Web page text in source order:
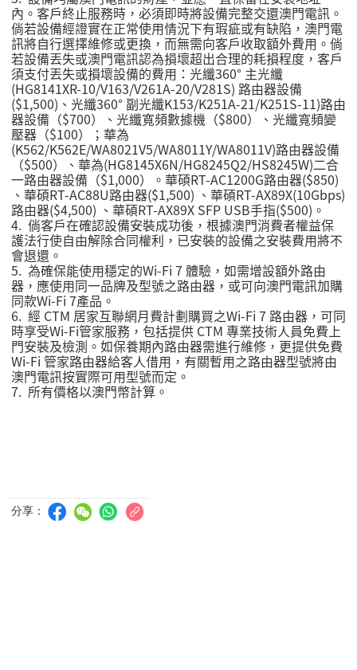
內。客戶終止服務時，必須即時將設備完整交還澳門電訊。
倘若設備經證實在正常使用情況下有瑕疵或有缺陷，澳門電
訊將自行選擇維修或更換，而無需向客戶收取額外費用。倘
若設備丟失或澳門電訊認為損壞超出合理的耗損程度，客戶
須支付丟失或損壞設備的費用：光纖360° 主光纖
(HG8141XR-10/V163/V261A-20/V281S) 路由器設備
($1,500)、光纖360° 副光纖K153/K251A-21/K251S-11)路由
器設備（$700）、光纖寬頻數據機（$800）、光纖寬頻變
壓器（$100）；華為
(K562/K562E/WA8021V5/WA8011Y/WA8011V)路由器設備
（$500）、華為(HG8145X6N/HG8245Q2/HS8245W)二合
一路由器設備（$1,000）。華碩RT-AC1200G路由器($850)
、華碩RT-AC88U路由器($1,500) 、華碩RT-AX89X(10Gbps)
路由器($4,500) 、華碩RT-AX89X SFP USB手指($500)。
4. 倘客戶在確認設備安裝成功後，根據澳門消費者權益保
護法行使自由解除合同權利，已安裝的設備之安裝費用將不
會退還。
5. 為確保能使用穩定的Wi-Fi 7 體驗，如需增設額外路由
器，應使用同一品牌及型號之路由器，或可向澳門電訊加購
同款Wi-Fi 7產品。
6. 經 CTM 居家互聯網月費計劃購買之Wi-Fi 7 路由器，可同
時享受Wi-Fi管家服務，包括提供 CTM 專業技術人員免費上
門安裝及檢測。如保養期內路由器需進行維修，更提供免費
Wi-Fi 管家路由器給客人借用，有關暫用之路由器型號將由
澳門電訊按實際可用型號而定。
7. 所有價格以澳門幣計算。
分享：